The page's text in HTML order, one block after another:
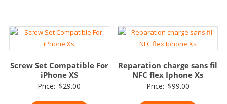
Screw Set Compatible For
iPhone XS
Price: $29.00
Reparation charge sans fil
NFC flex Iphone Xs
Price: $99.00